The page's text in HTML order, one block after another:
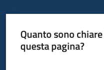
Quanto sono
questa pagina?